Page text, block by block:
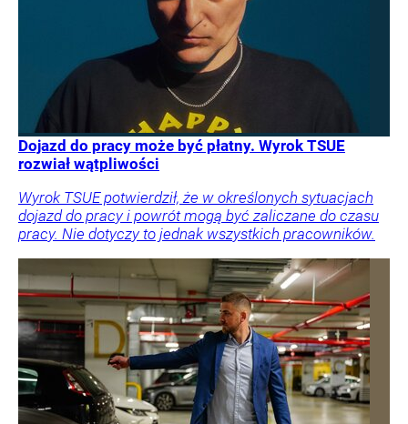
Dojazd do pracy może być płatny. Wyrok TSUE
rozwiał wątpliwości
Wyrok TSUE potwierdził, że w określonych sytuacjach
dojazd do pracy i powrót mogą być zaliczane do czasu
pracy. Nie dotyczy to jednak wszystkich pracowników.